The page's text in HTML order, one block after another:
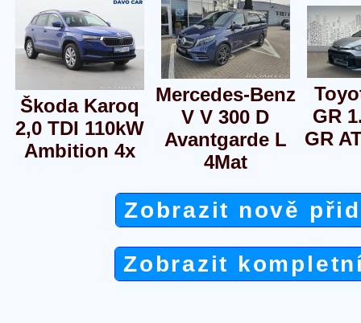
Škoda Karoq
2,0 TDI 110kW
Ambition 4x
Mercedes-Benz
V V 300 D
Avantgarde L
4Mat
GR
GR
Zobrazit nově
Zobrazit